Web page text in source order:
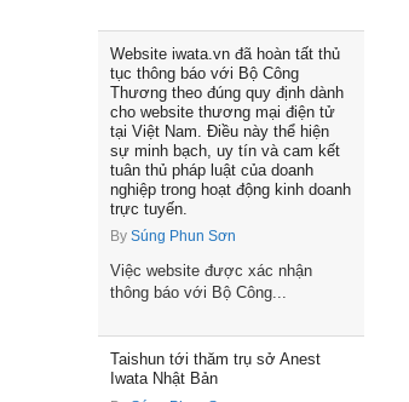
Website iwata.vn đã hoàn tất thủ
tục thông báo với Bộ Công
Thương theo đúng quy định dành
cho website thương mại điện tử
tại Việt Nam. Điều này thể hiện
sự minh bạch, uy tín và cam kết
tuân thủ pháp luật của doanh
nghiệp trong hoạt động kinh doanh
trực tuyến.
By Súng Phun Sơn
Việc website được xác nhận
thông báo với Bộ Công...
Taishun tới thăm trụ sở Anest
Iwata Nhật Bản